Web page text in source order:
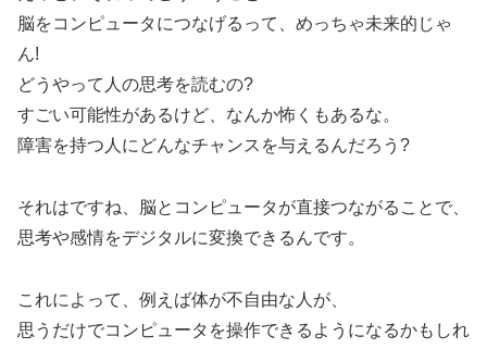
脳をコンピュータにつなげるって、めっちゃ未来的じゃ
ん!
どうやって人の思考を読むの?
すごい可能性があるけど、なんか怖くもあるな。
障害を持つ人にどんなチャンスを与えるんだろう?
それはですね、脳とコンピュータが直接つながることで、
思考や感情をデジタルに変換できるんです。
これによって、例えば体が不自由な人が、
思うだけでコンピュータを操作できるようになるかもしれ